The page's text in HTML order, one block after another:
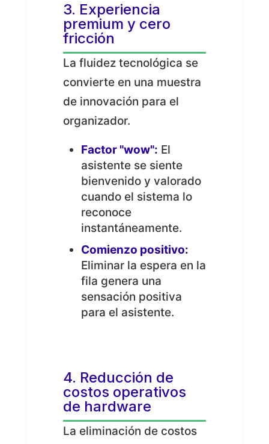
3. Experiencia
premium y cero
fricción
La fluidez tecnológica se
convierte en una muestra
de innovación para el
organizador.
Factor "wow": El
asistente se siente
bienvenido y valorado
cuando el sistema lo
reconoce
instantáneamente.
Comienzo positivo:
Eliminar la espera en la
fila genera una
sensación positiva
para el asistente.
4. Reducción de
costos operativos
de hardware
La eliminación de costos